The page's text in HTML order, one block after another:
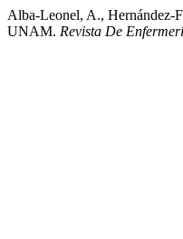
Alba-Leonel, A., Hernández-
UNAM. Revista De